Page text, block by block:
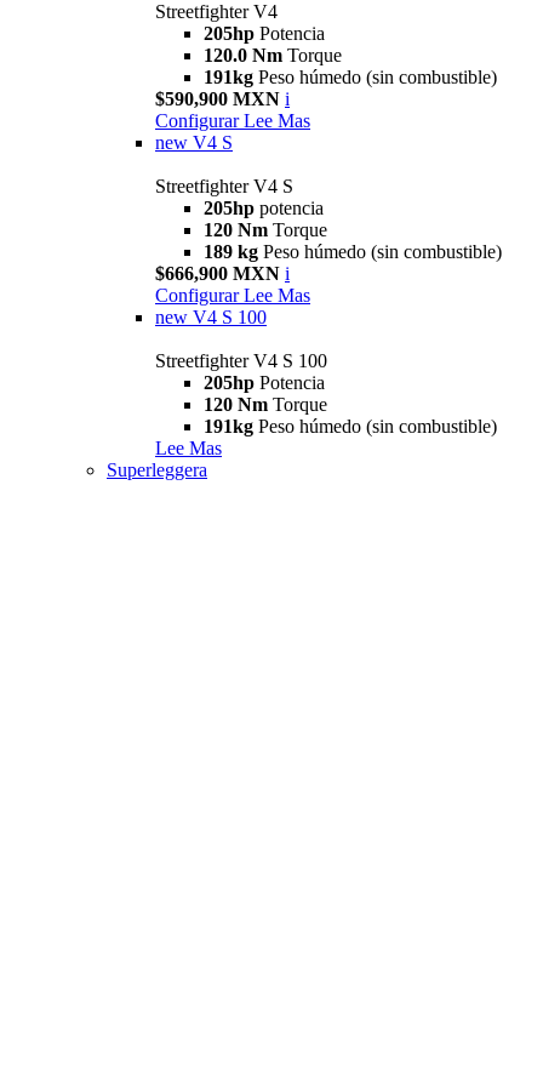
Streetfighter V4
205hp Potencia
120.0 Nm Torque
191kg Peso húmedo (sin combustible)
$590,900 MXN i
Configurar Lee Mas
new V4 S
Streetfighter V4 S
205hp potencia
120 Nm Torque
189 kg Peso húmedo (sin combustible)
$666,900 MXN i
Configurar Lee Mas
new V4 S 100
Streetfighter V4 S 100
205hp Potencia
120 Nm Torque
191kg Peso húmedo (sin combustible)
Lee Mas
Superleggera